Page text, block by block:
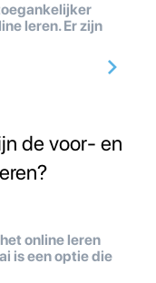
leren. Er zijn
de voor- en
online leren
is een optie die